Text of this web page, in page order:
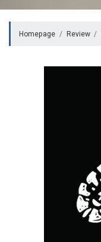
Homepage Review